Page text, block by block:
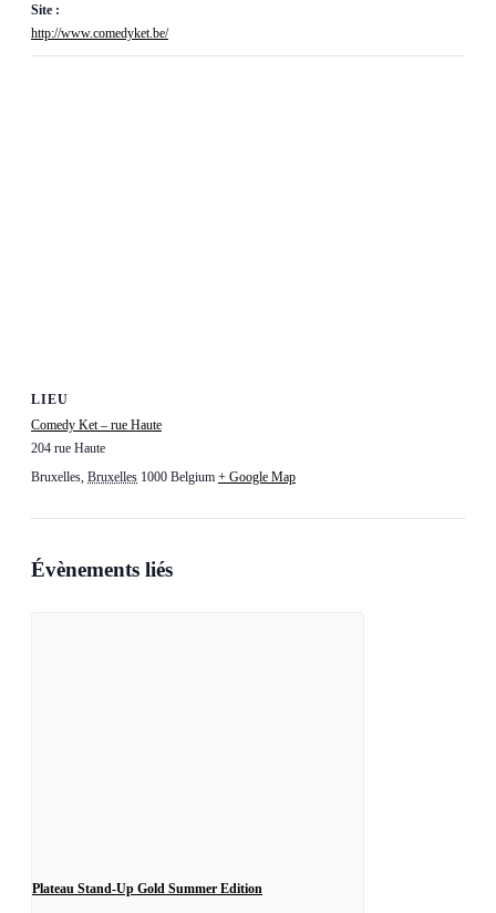
Site :
http://www.comedyket.be/
LIEU
Comedy Ket – rue Haute
204 rue Haute
Bruxelles, Bruxelles 1000 Belgium + Google Map
Évènements liés
Plateau Stand-Up Gold Summer Edition